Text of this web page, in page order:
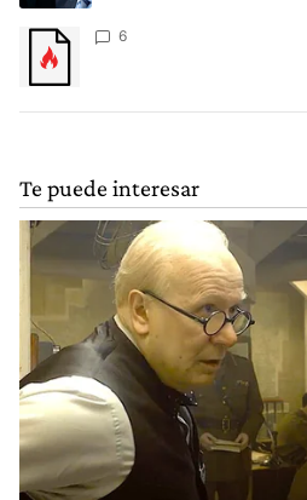
Un artículo de tendencia con el
6